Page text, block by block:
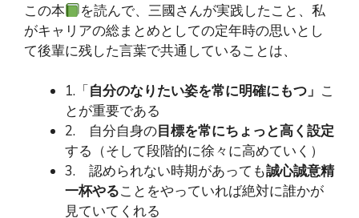
この本
を読んで、三國さんが実践したこと、私
がキャリアの総まとめとしての定年時の思いとし
て後輩に残した言葉で共通していることは、
1.「自分のなりたい姿を常に明確にもつ」 こ
とが重要である
2. 自分自身の目標を常にちょっと高く設定
する（そして段階的に徐々に高めていく）
3. 認められない時期があっても誠心誠意精
一杯やることをやっていれば絶対に誰かが
見ていてくれる